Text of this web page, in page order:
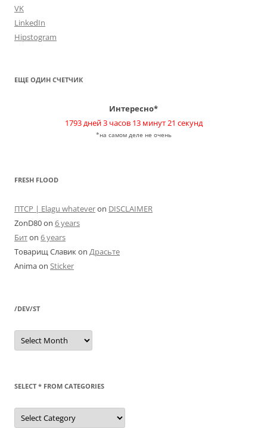
VK
LinkedIn
Hipstogram
ЕЩЕ ОДИН СЧЕТЧИК
Интересно*
1793 дней 3 часов 13 минут 21 секунд
*на самом деле не очень
FRESH FLOOD
ПТСР | Elagu whateveron DISCLAIMER
ZonD80on 6 years
Битon 6 years
Товарищ Славикon Драсьте
Animaon Sticker
/DEV/ST
/dev/st
SELECT * FROM CATEGORIES
SELECT